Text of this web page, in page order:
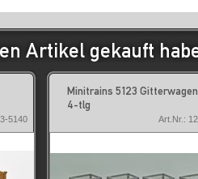
Artikel gekauft
5140
Minitrains 5123
4-tlg
Art.Nr.: